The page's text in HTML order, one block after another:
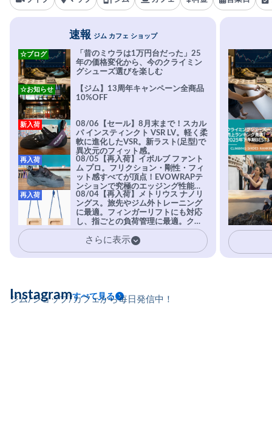
速報 ジム カフェ ショップ
「昔のミウラは1万円台だった」25
年の価格変化から、今のクライミン
グシューズ選びを楽しむ
☆ブログ
【ジム】13周年キャンペーン全商品
10%OFF
☆お知らせ
08/06【セール】8月末まで！スカル
パ インスティンクト VSR LV。軽く柔
軟に進化したVSR。新ラスト(足型)で
異次元のフィット感。
新入荷
08/05【再入荷】イボルブ ファント
ム プロ。フリクション・剛性・フィ
ット感すべてが頂点！EVOWRAPテ
ンションで究極のエッジング性能を
実現。進化系ラバーEvo-74はTRAX
を凌駕する粘着力で極小ホールドに
安心感。
再入荷
08/04【再入荷】メトリウス ナノリ
ングス。旅先やジム外トレーニング
に最適。フィンガーリフトにも対応
し、指ごとの負荷管理に最適。クラ
イマーの指を本気で鍛えるギア。
再入荷
さらに表示
ジム/ショップ/カフェから毎日発信中！
Instagramすべて見る